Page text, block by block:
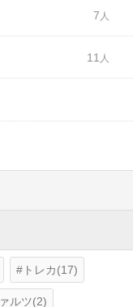
7
11
トレカ(17)
ルツ(2)